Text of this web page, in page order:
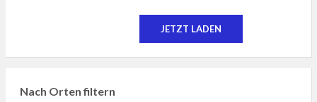
JETZT LADEN
Nach Orten filtern